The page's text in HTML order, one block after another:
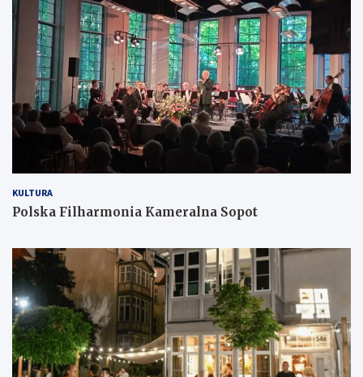
KULTURA
Polska Filharmonia Kameralna Sopot